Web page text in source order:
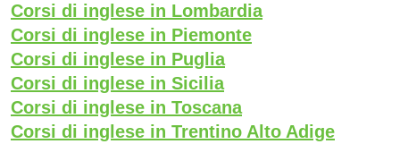
Corsi di inglese in Lombardia
Corsi di inglese in Piemonte
Corsi di inglese in Puglia
Corsi di inglese in Sicilia
Corsi di inglese in Toscana
Corsi di inglese in Trentino Alto Adige